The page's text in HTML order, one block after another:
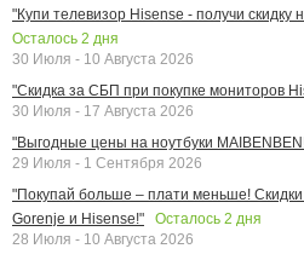
"Купи телевизор Hisense - получи скидку
Осталось 2 дня
30 Июля - 10 Августа 2026
"Скидка за СБП при покупке мониторов
30 Июля - 17 Августа 2026
"Выгодные цены на ноутбуки
29 Июля - 1 Сентября 2026
"Покупай больше – плати меньше!
Gorenje и Hisense!"
Осталось 2 дня
28 Июля - 10 Августа 2026